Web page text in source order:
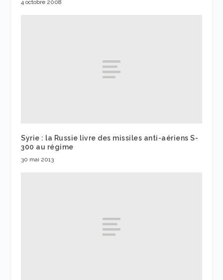
4 octobre 2008
Syrie : la Russie livre des missiles anti-aériens S-
300 au régime
30 mai 2013